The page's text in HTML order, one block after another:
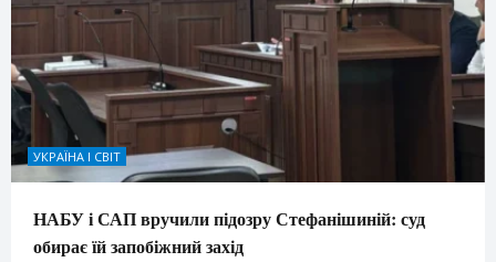
УКРАЇНА І СВІТ
НАБУ і САП вручили підозру Стефанішиній: суд
обирає їй запобіжний захід